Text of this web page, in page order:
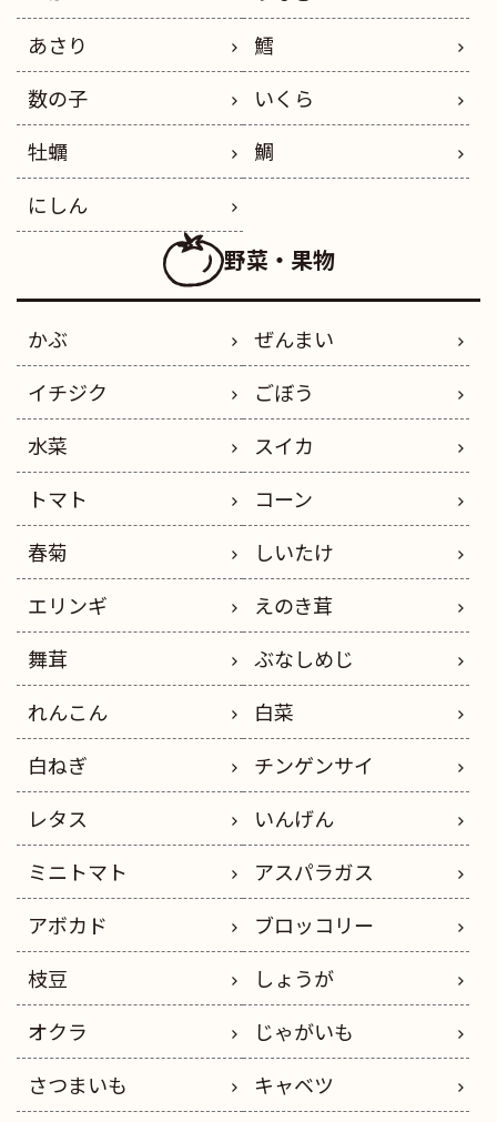
あさり
鱈
数の子
いくら
牡蠣
鯛
にしん
野菜・果物
かぶ
ぜんまい
イチジク
ごぼう
水菜
スイカ
トマト
コーン
春菊
しいたけ
エリンギ
えのき茸
舞茸
ぶなしめじ
れんこん
白菜
白ねぎ
チンゲンサイ
レタス
いんげん
ミニトマト
アスパラガス
アボカド
ブロッコリー
枝豆
しょうが
オクラ
じゃがいも
さつまいも
キャベツ